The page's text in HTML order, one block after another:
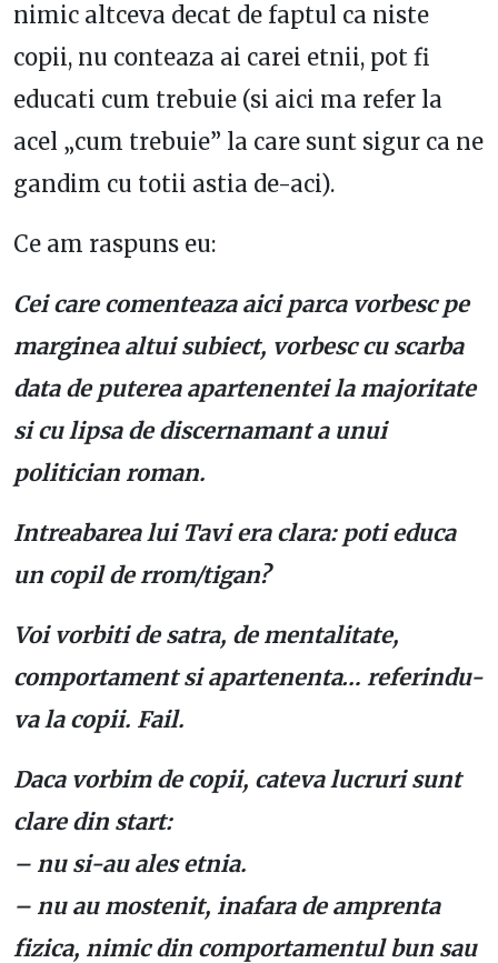
nimic altceva decat de faptul ca niste
copii, nu conteaza ai carei etnii, pot fi
educati cum trebuie (si aici ma refer la
acel „cum trebuie” la care sunt sigur ca ne
gandim cu totii astia de-aci).
Ce am raspuns eu:
Cei care comenteaza aici parca vorbesc pe
marginea altui subiect, vorbesc cu scarba
data de puterea apartenentei la majoritate
si cu lipsa de discernamant a unui
politician roman.
Intreabarea lui Tavi era clara: poti educa
un copil de rrom/tigan?
Voi vorbiti de satra, de mentalitate,
comportament si apartenenta… referindu-
va la copii. Fail.
Daca vorbim de copii, cateva lucruri sunt
clare din start:
– nu si-au ales etnia.
– nu au mostenit, inafara de amprenta
fizica, nimic din comportamentul bun sau